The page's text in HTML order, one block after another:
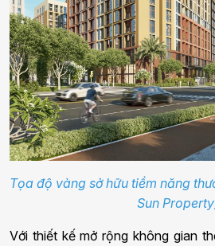
Tọa độ vàng sở hữu tiềm năng
Sun
Với thiết kế mở rộng không gian